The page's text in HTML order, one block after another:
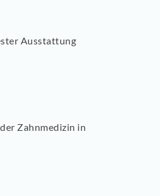
Ausstattung
Zahnmedizin in